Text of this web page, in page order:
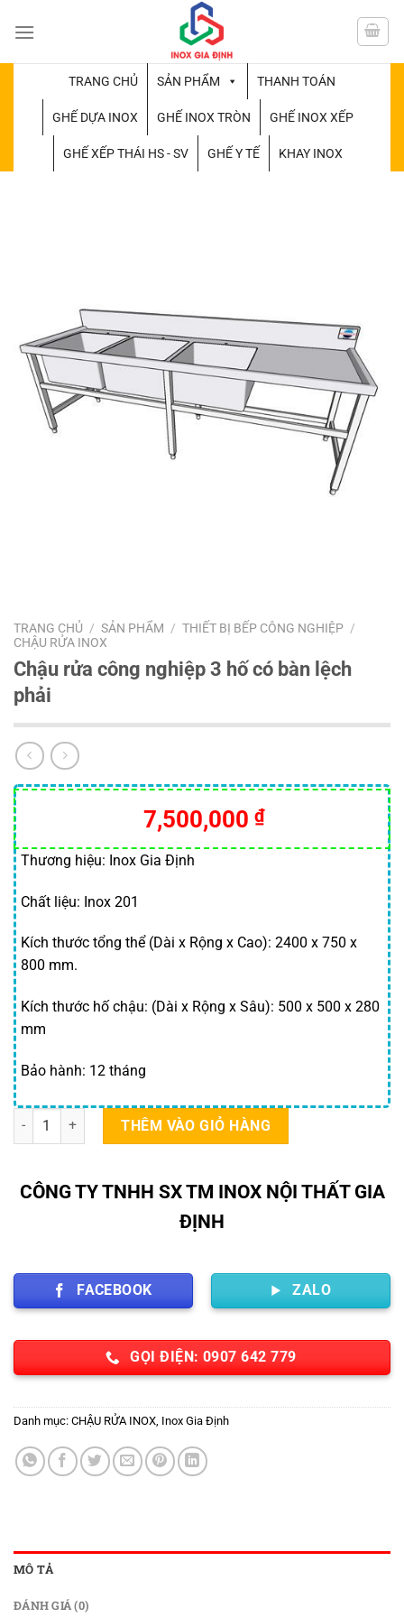
đến
TRANG CHỦ SẢN PHẨM THANH TOÁN
GHẾ DỰA INOX GHẾ INOX TRÒN GHẾ INOX XẾP
GHẾ XẾP THÁI HS - SV GHẾ Y TẾ KHAY INOX
TRANG CHỦ / SẢN PHẨM / THIẾT BỊ BẾP CÔNG NGHIỆP /
CHẬU RỬA INOX
Chậu rửa công nghiệp 3 hố có bàn lệch
phải
7,500,000 ₫
Thương hiệu: Inox Gia Định
Chất liệu: Inox 201
Kích thước tổng thể (Dài x Rộng x Cao): 2400 x 750 x
800 mm.
Kích thước hố chậu: (Dài x Rộng x Sâu): 500 x 500 x 280
mm
Bảo hành: 12 tháng
Chậu rửa công nghiệp 3 hố có bàn lệch phải số lượng
THÊM VÀO GIỎ HÀNG
CÔNG TY TNHH SX TM INOX NỘI THẤT GIA
ĐỊNH
FACEBOOK ZALO
GỌI ĐIỆN: 0907 642 779
Danh mục: CHẬU RỬA INOX, Inox Gia Định
MÔ TẢ
ĐÁNH GIÁ (0)